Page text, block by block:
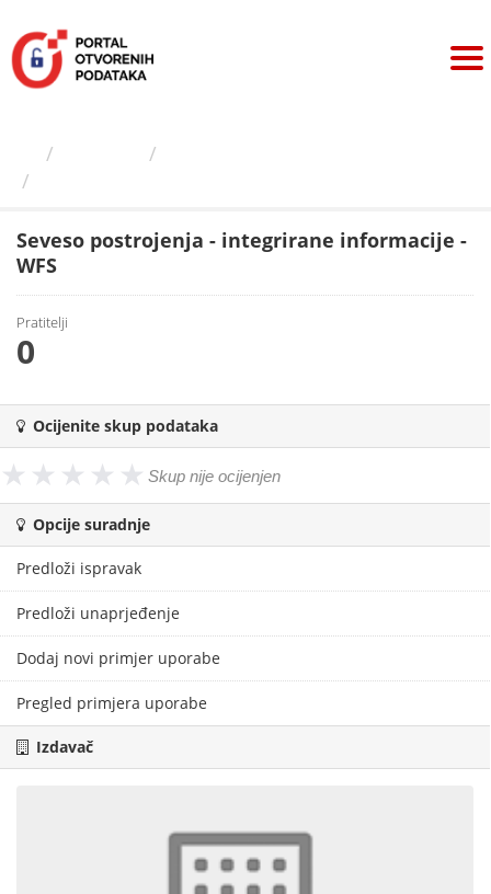
sadržaj
Seveso postrojenja - integrirane informacije -
WFS
Pratitelji
0
Ocijenite skup podataka
Opcije suradnje
Predloži ispravak
Predloži unaprjeđenje
Dodaj novi primjer uporabe
Pregled primjera uporabe
Izdavač